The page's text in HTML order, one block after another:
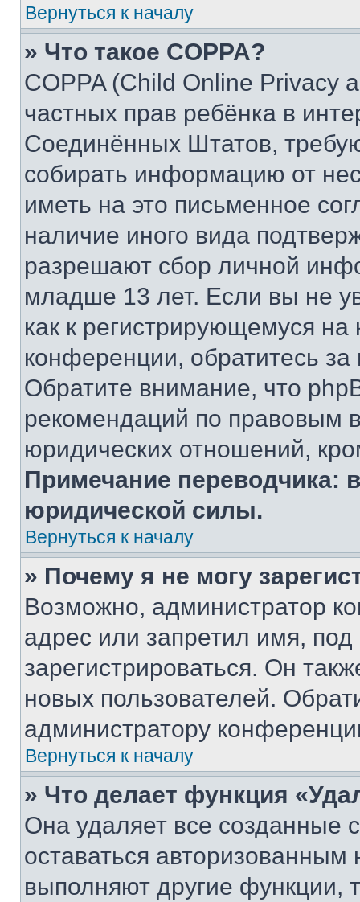
Вернуться к началу
» Что такое COPPA?
COPPA (Child Online Privacy
частных прав ребёнка в
Соединённых Штатов,
собирать информацию от
иметь на это письменное
наличие иного вида
разрешают сбор личной
младше 13 лет. Если вы не
как к регистрирующемуся
конференции, обратитесь
Обратите внимание, что
рекомендаций по правовым
юридических отношений,
Примечание переводчика:
юридической силы.
Вернуться к началу
» Почему я не могу
Возможно, администратор
адрес или запретил имя,
зарегистрироваться. Он
новых пользователей.
администратору
Вернуться к началу
» Что делает функция
Она удаляет все созданные
оставаться
выполняют другие функции,